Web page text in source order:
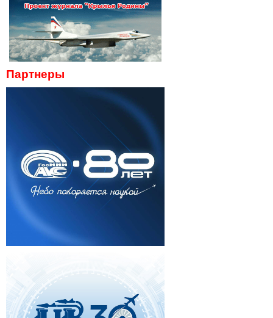
Партнеры